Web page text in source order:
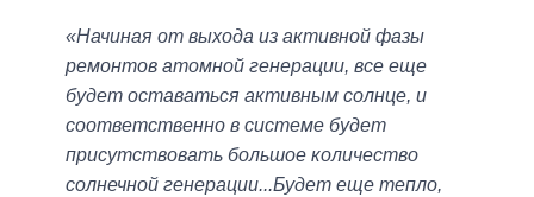
«Начиная от выхода из активной фазы
ремонтов атомной генерации, все еще
будет оставаться активным солнце, и
соответственно в системе будет
присутствовать большое количество
солнечной генерации...Будет еще тепло,